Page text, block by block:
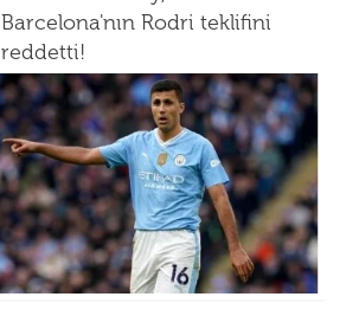
Barcelona'nın Rodri teklifini
reddetti!